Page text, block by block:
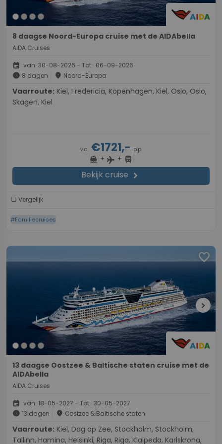
8 daagse Noord-Europa cruise met de AIDAbella
AIDA Cruises
event van: 30-08-2026 - Tot: 06-09-2026
schedule 8 dagen place Noord-Europa
Vaarroute:
Skagen, Kiel
v.a.€1721,- p.p.
directions_boat + flight + directions_bus
Bekijk cruise chevron_right
Vergelijk
#Familiecruises
favorite
chevron_right
13 daagse Oostzee & Baltische staten cruise met de
AIDAbella
AIDA Cruises
event van: 18-05-2027 - Tot: 30-05-2027
schedule 13 dagen place Oostzee & Baltische staten
Vaarroute:
Tallinn, Hamina, Helsinki, Riga, Riga, Klaipeda, Karlskrona,